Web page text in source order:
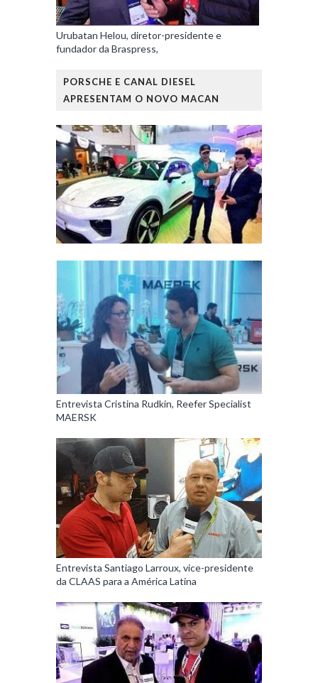
Urubatan Helou, diretor-presidente e
fundador da Braspress,
PORSCHE E CANAL DIESEL
APRESENTAM O NOVO MACAN
Entrevista Cristina Rudkin, Reefer Specialist
MAERSK
Entrevista Santiago Larroux, vice-presidente
da CLAAS para a América Latina